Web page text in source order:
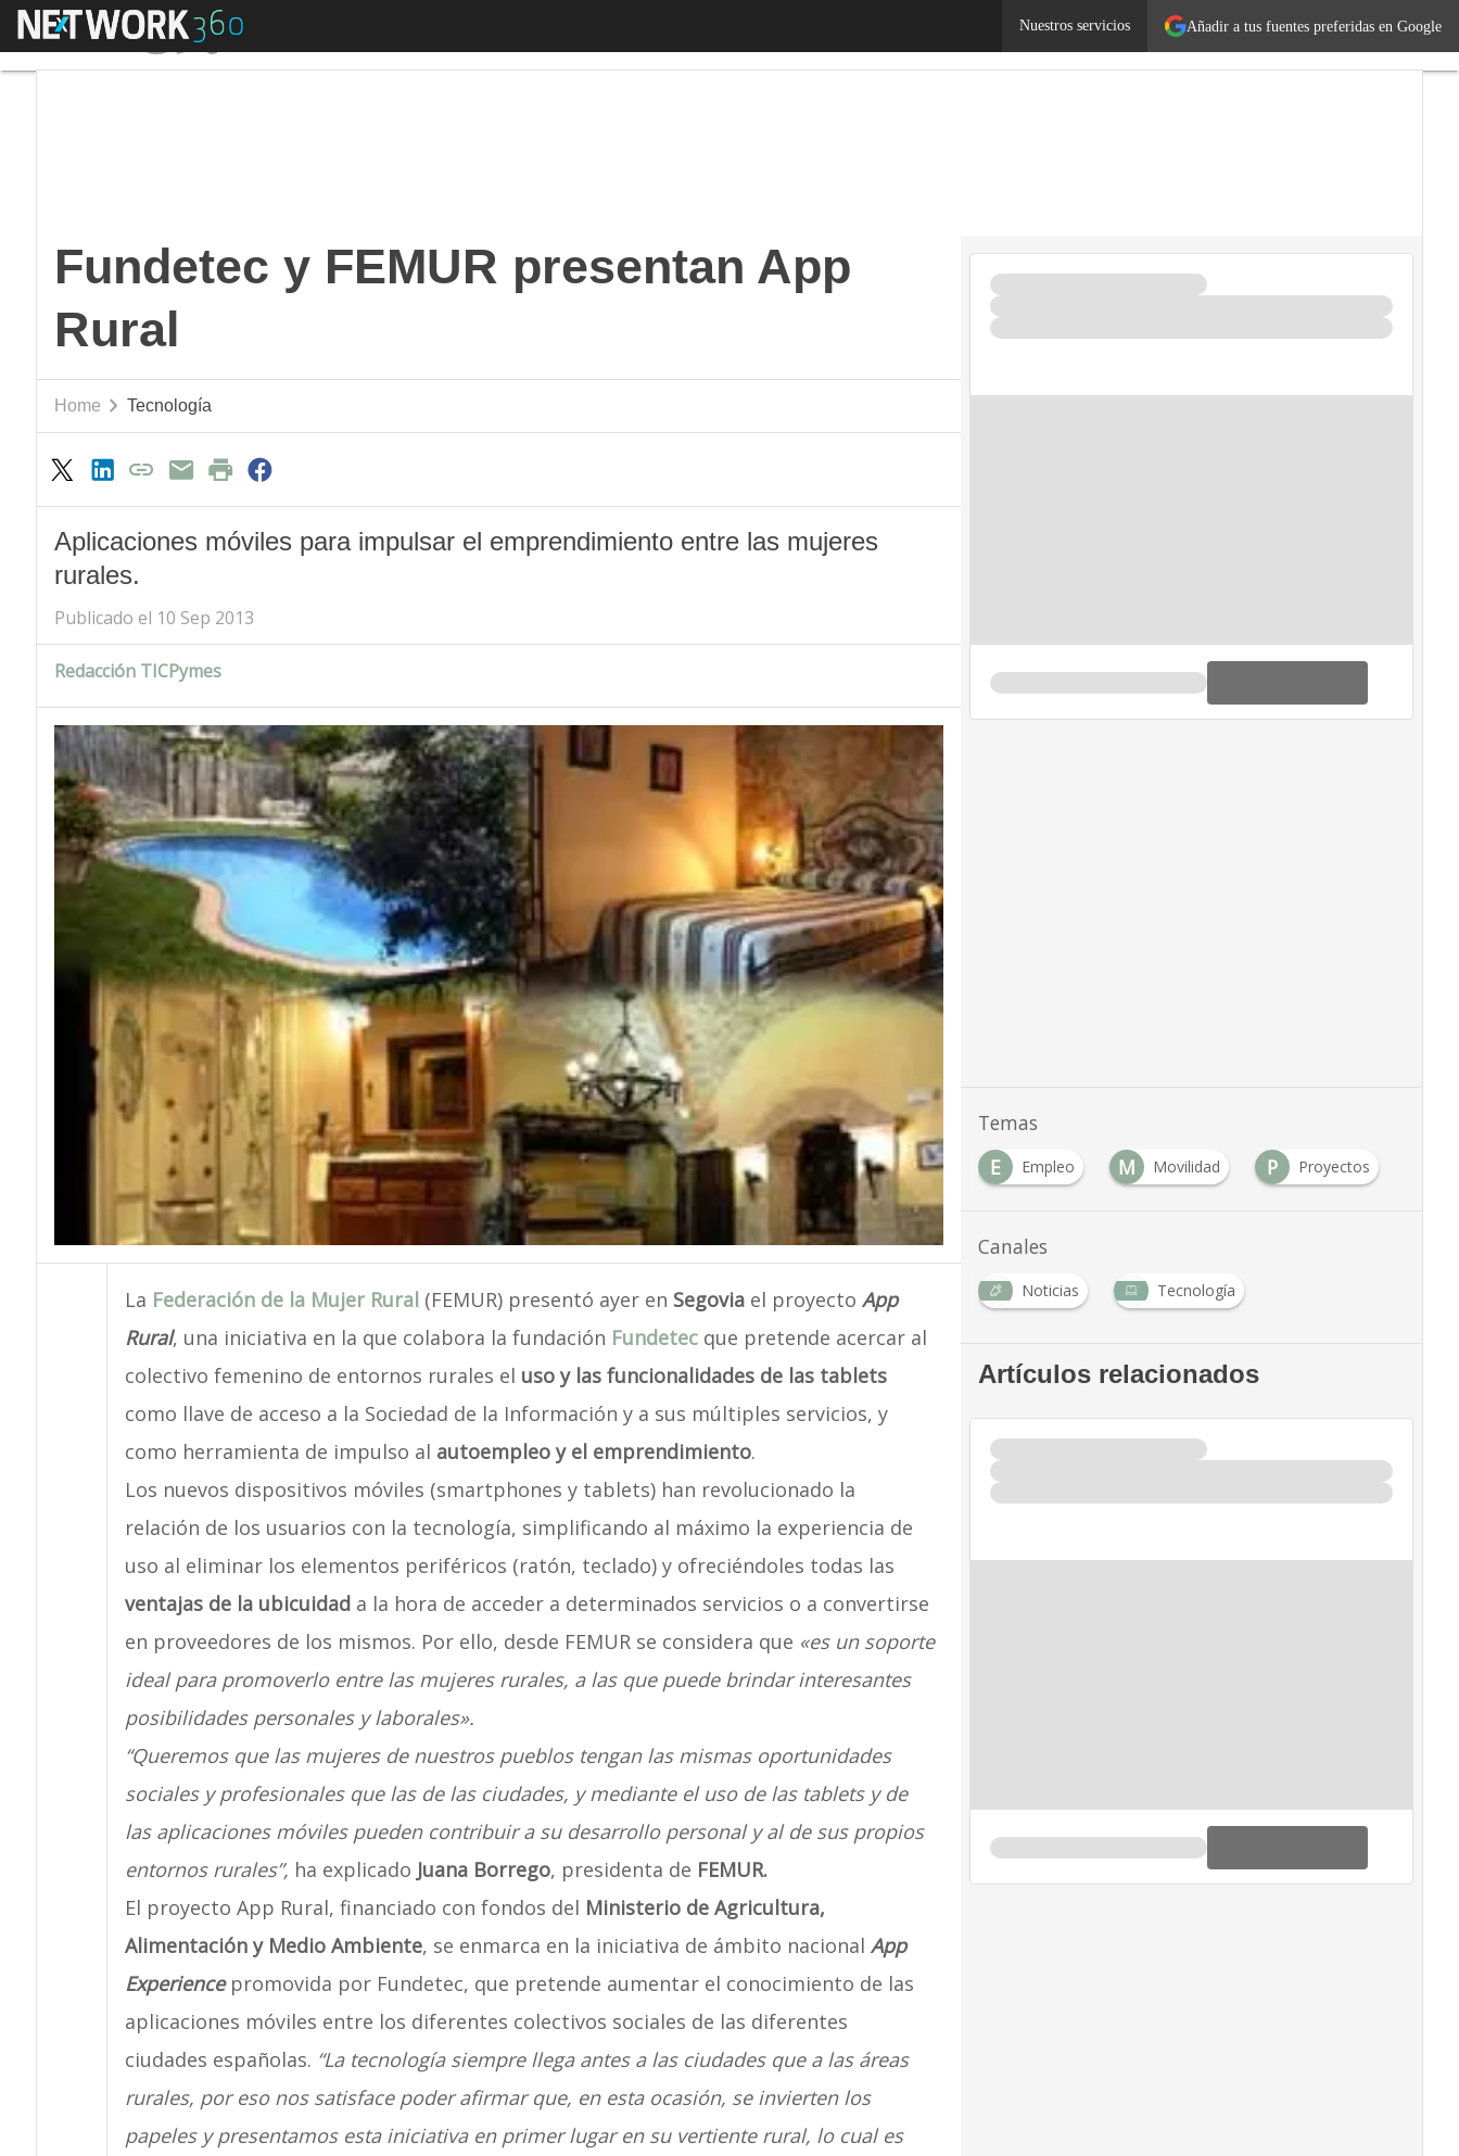
Añadir a tus fuentes preferidas en Google
Nuestros servicios
Menú
Fundetec y FEMUR presentan App
Rural
Home Tecnología
Aplicaciones móviles para impulsar el emprendimiento entre las mujeres
rurales.
Publicado el 10 Sep 2013
Redacción TICPymes
La Federación de la Mujer Rural(FEMUR) presentó ayer en Segoviael proyecto App
Rural, una iniciativa en la que colabora la fundación Fundetecque pretende acercar al
colectivo femenino de entornos rurales el uso y las funcionalidades de las tablets
como llave de acceso a la Sociedad de la Información y a sus múltiples servicios, y
como herramienta de impulso al autoempleo y el emprendimiento.
Los nuevos dispositivos móviles (smartphones y tablets) han revolucionado la
relación de los usuarios con la tecnología, simplificando al máximo la experiencia de
uso al eliminar los elementos periféricos (ratón, teclado) y ofreciéndoles todas las
ventajas de la ubicuidada la hora de acceder a determinados servicios o a convertirse
en proveedores de los mismos. Por ello, desde FEMUR se considera que «es un soporte
ideal para promoverlo entre las mujeres rurales, a las que puede brindar interesantes
posibilidades personales y laborales».
“Queremos que las mujeres de nuestros pueblos tengan las mismas oportunidades
sociales y profesionales que las de las ciudades, y mediante el uso de las tablets y de
las aplicaciones móviles pueden contribuir a su desarrollo personal y al de sus propios
entornos rurales”, ha explicado Juana Borrego, presidenta de FEMUR.
El proyecto App Rural, financiado con fondos del Ministerio de Agricultura,
Alimentación y Medio Ambiente, se enmarca en la iniciativa de ámbito nacional App
Experiencepromovida por Fundetec, que pretende aumentar el conocimiento de las
aplicaciones móviles entre los diferentes colectivos sociales de las diferentes
ciudades españolas. “La tecnología siempre llega antes a las ciudades que a las áreas
rurales, por eso nos satisface poder afirmar que, en esta ocasión, se invierten los
papeles y presentamos esta iniciativa en primer lugar en su vertiente rural, lo cual es
Temas
E
Empleo M Movilidad P Proyectos
Canales
Noticias Tecnología
Artículos relacionados